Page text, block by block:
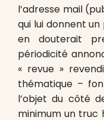
l’adresse mail
qui lui donnent
en douterait
périodicité
« revue »
thématique –
l’objet du côté
minimum un truc